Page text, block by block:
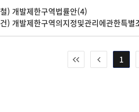
철) 개발제한구역법률안(4)
건) 개발제한구역의지정및관리에관한특별
1